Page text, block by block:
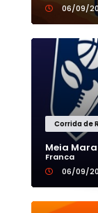
06/09/
Corrida de
Meia
Franca
06/09/